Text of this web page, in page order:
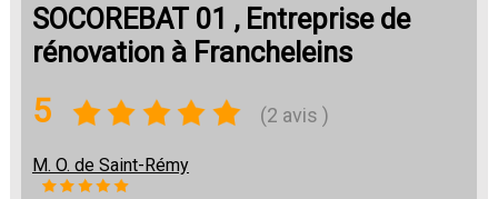
SOCOREBAT 01 , Entreprise de
rénovation à Francheleins
5 (2 avis )
M. O. de Saint-Rémy